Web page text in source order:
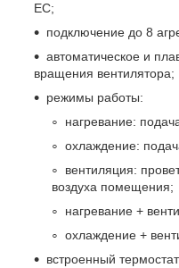
EC;
подключение до 8
автоматическое и
вращения вентилятора;
режимы работы:
нагревание:
охлаждение:
вентиляция:
воздуха помещения;
нагревание +
охлаждение +
встроенный